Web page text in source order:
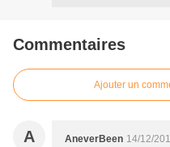
Commentaires
Ajouter un
A AneverBeen 14/12/